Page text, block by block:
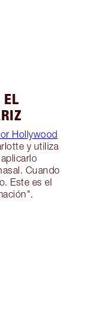
EL
Hollywood
y utiliza
Cuando
Este es el